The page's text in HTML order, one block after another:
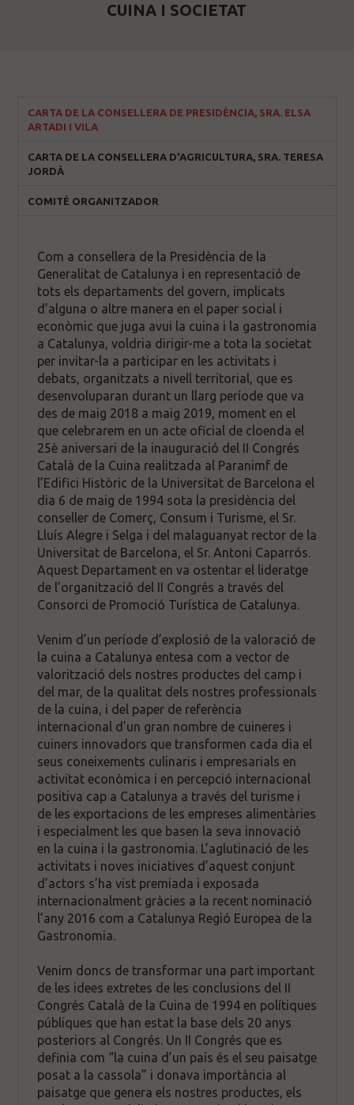
CUINA I SOCIETAT
CARTA DE LA CONSELLERA DE PRESIDÈNCIA, SRA. ELSA
ARTADI I VILA
CARTA DE LA CONSELLERA D'AGRICULTURA, SRA. TERESA
JORDÀ
COMITÉ ORGANITZADOR
Com a consellera de la Presidència de la
Generalitat de Catalunya i en representació de
tots els departaments del govern, implicats
d’alguna o altre manera en el paper social i
econòmic que juga avui la cuina i la gastronomia
a Catalunya, voldria dirigir-me a tota la societat
per invitar-la a participar en les activitats i
debats, organitzats a nivell territorial, que es
desenvoluparan durant un llarg període que va
des de maig 2018 a maig 2019, moment en el
que celebrarem en un acte oficial de cloenda el
25è aniversari de la inauguració del II Congrés
Català de la Cuina realitzada al Paranimf de
l’Edifici Històric de la Universitat de Barcelona el
dia 6 de maig de 1994 sota la presidència del
conseller de Comerç, Consum i Turisme, el Sr.
Lluís Alegre i Selga i del malaguanyat rector de la
Universitat de Barcelona, el Sr. Antoni Caparrós.
Aquest Departament en va ostentar el lideratge
de l’organització del II Congrés a través del
Consorci de Promoció Turística de Catalunya.
Venim d’un període d’explosió de la valoració de
la cuina a Catalunya entesa com a vector de
valorització dels nostres productes del camp i
del mar, de la qualitat dels nostres professionals
de la cuina, i del paper de referència
internacional d’un gran nombre de cuineres i
cuiners innovadors que transformen cada dia el
seus coneixements culinaris i empresarials en
activitat econòmica i en percepció internacional
positiva cap a Catalunya a través del turisme i
de les exportacions de les empreses alimentàries
i especialment les que basen la seva innovació
en la cuina i la gastronomia. L’aglutinació de les
activitats i noves iniciatives d’aquest conjunt
d’actors s’ha vist premiada i exposada
internacionalment gràcies a la recent nominació
l’any 2016 com a Catalunya Regió Europea de la
Gastronomia.
Venim doncs de transformar una part important
de les idees extretes de les conclusions del II
Congrés Català de la Cuina de 1994 en polítiques
públiques que han estat la base dels 20 anys
posteriors al Congrés. Un II Congrés que es
definia com “la cuina d’un país és el seu paisatge
posat a la cassola” i donava importància al
paisatge que genera els nostres productes, els